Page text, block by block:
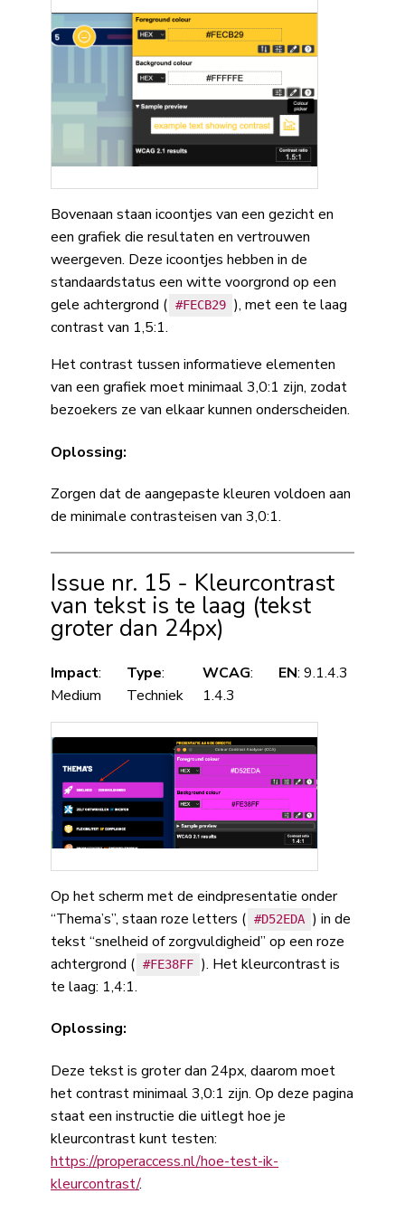
Bovenaan staan icoontjes van een gezicht en
een grafiek die resultaten en vertrouwen
weergeven. Deze icoontjes hebben in de
standaardstatus een witte voorgrond op een
gele achtergrond ( #FECB29 ), met een te laag
contrast van 1,5:1.
Het contrast tussen informatieve elementen
van een grafiek moet minimaal 3,0:1 zijn, zodat
bezoekers ze van elkaar kunnen onderscheiden.
Oplossing:
Zorgen dat de aangepaste kleuren voldoen aan
de minimale contrasteisen van 3,0:1.
Issue nr. 15 - Kleurcontrast
van tekst is te laag (tekst
groter dan 24px)
Impact:
Medium
Type:
Techniek
WCAG:
1.4.3
EN: 9.1.4.3
Op het scherm met de eindpresentatie onder
“Thema’s”, staan roze letters ( #D52EDA ) in de
tekst “snelheid of zorgvuldigheid” op een roze
achtergrond ( #FE38FF ). Het kleurcontrast is
te laag: 1,4:1.
Oplossing:
Deze tekst is groter dan 24px, daarom moet
het contrast minimaal 3,0:1 zijn. Op deze pagina
staat een instructie die uitlegt hoe je
kleurcontrast kunt testen:
https://properaccess.nl/hoe-test-ik-
kleurcontrast/.